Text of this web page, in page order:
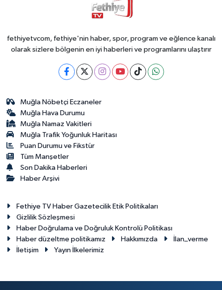
fethiyetvcom, fethiye'nin haber, spor, program ve eğlence kanalı
olarak sizlere bölgenin en iyi haberleri ve programlarını ulaştırır
Muğla Nöbetçi Eczaneler
Muğla Hava Durumu
Muğla Namaz Vakitleri
Muğla Trafik Yoğunluk Haritası
Puan Durumu ve Fikstür
Tüm Manşetler
Son Dakika Haberleri
Haber Arşivi
Fethiye TV Haber Gazetecilik Etik Politikaları
Gizlilik Sözleşmesi
Haber Doğrulama ve Doğruluk Kontrolü Politikası
Haber düzeltme politikamız
Hakkımızda
İlan_verme
İletişim
Yayın İlkelerimiz